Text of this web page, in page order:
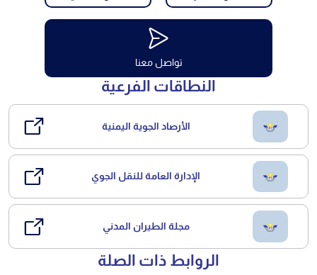
تواصل معنا
النطاقات الفرعية
الأرصاد الجوية اليمنية
الإدارة العامة للنقل الجوي
مجلة الطيران المدني
الروابط ذات الصلة